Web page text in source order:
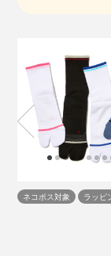
ネコポス対象 ラッピ